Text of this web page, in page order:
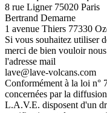
8 rue Ligner 75020 Paris
Bertrand Demarne
1 avenue Thiers 77330
Si vous souhaitez utiliser
merci de bien vouloir
l'adresse mail
lave@lave-volcans.com
Conformément à la loi n°
concernées par la
L.A.V.E. disposent d'un